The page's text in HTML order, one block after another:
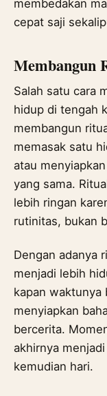
membedakan
cepat saji
Membangun
Salah satu cara
hidup di tengah
membangun
memasak satu
atau
yang sama.
lebih ringan
rutinitas, bukan
Dengan adanya
menjadi lebih
kapan waktunya
menyiapkan
bercerita.
akhirnya
kemudian hari.